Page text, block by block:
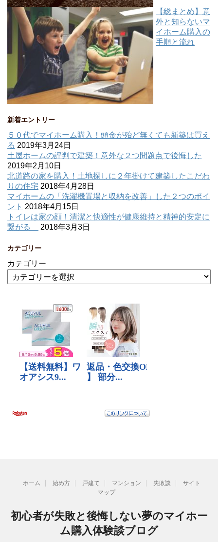
【総まとめ】意
外と知らないマ
イホーム購入の
手順と流れ
新着エントリー
５０代でマイホーム購入！頭金が殆ど無くても新築は買え
る 2019年3月24日
土屋ホームの評判で建築！意外な２つ問題点で後悔した
2019年2月10日
北道路の家を購入！土地探しに２年掛けて建築したこだわ
りの住宅 2018年4月28日
マイホームの「洗濯機置場と収納を改善」した２つのポイ
ント 2018年4月15日
トイレは家の顔！清潔と快適性が健康維持と精神的安定に
繋がる
2018年3月3日
カテゴリー
カテゴリー
ホーム 始め方 戸建て マンション 失敗談
サイト
マップ
初心者が失敗と後悔しない夢のマイホー
ム購入体験談ブログ